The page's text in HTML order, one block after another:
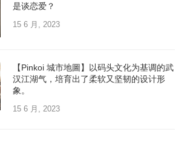
是谈恋爱？
15 6 月, 2023
【Pinkoi 城市地圖】以码头文化为基调的武
汉江湖气，培育出了柔软又坚韧的设计形
象。
15 6 月, 2023